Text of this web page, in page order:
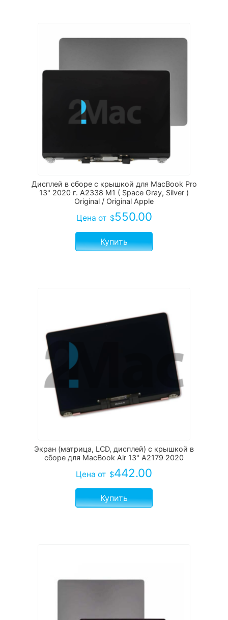
Дисплей в сборе с крышкой для MacBook Pro
13" 2020 г. A2338 M1 ( Space Gray, Silver )
Original / Original Apple
Цена от $550.00
Купить
Экран (матрица, LCD, дисплей) c крышкой в
сборе для MacBook Air 13" A2179 2020
Цена от $442.00
Купить